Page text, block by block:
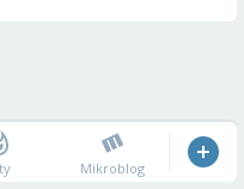
Mikroblog